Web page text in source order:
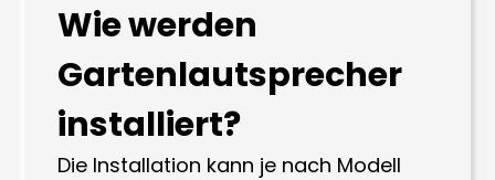
Wie werden
Gartenlautsprecher
installiert?
Die Installation kann je nach Modell